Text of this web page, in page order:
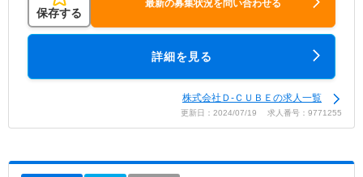
保存する
最新の募集状況を問い合わせる
詳細を見る
株式会社Ｄ-ＣＵＢＥの求人一覧
更新日：2024/07/19 求人番号：9771255